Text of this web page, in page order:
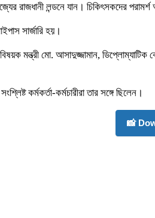
রাজধানী লন্ডনে যান। চিকিৎসকদের
সার্জারি হয়।
মন্ত্রী মো. আসাদুজ্জামান,
কর্মকর্তা-কর্মচারীরা তার সঙ্গে ছিলেন।
📸